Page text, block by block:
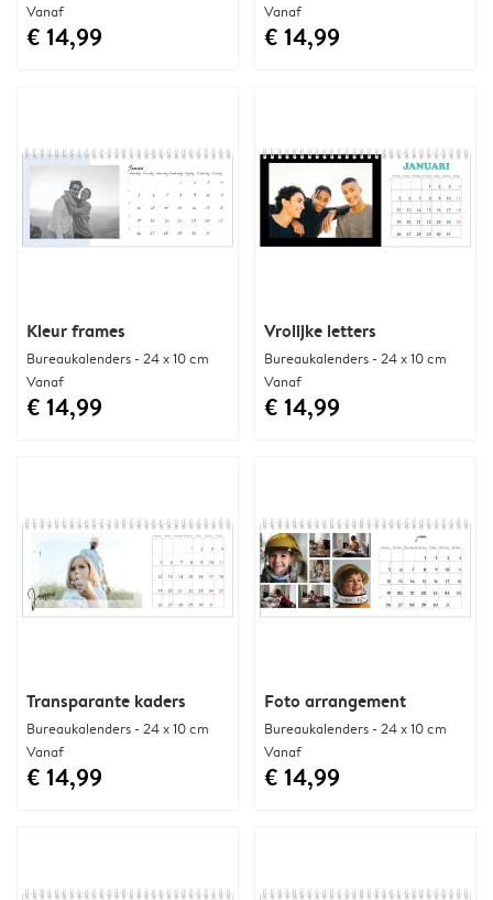
Vanaf
€ 14,99
Vanaf
€ 14,99
Kleur frames
Bureaukalenders - 24 x 10 cm
Vanaf
€ 14,99
Vrolijke letters
Bureaukalenders - 24 x 10 cm
Vanaf
€ 14,99
Transparante kaders
Bureaukalenders - 24 x 10 cm
Vanaf
€ 14,99
Foto arrangement
Bureaukalenders - 24 x 10 cm
Vanaf
€ 14,99